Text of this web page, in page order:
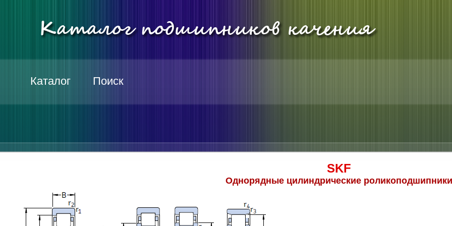
Каталог Поиск
SKF
Однорядные цилиндрические роликоподшипники